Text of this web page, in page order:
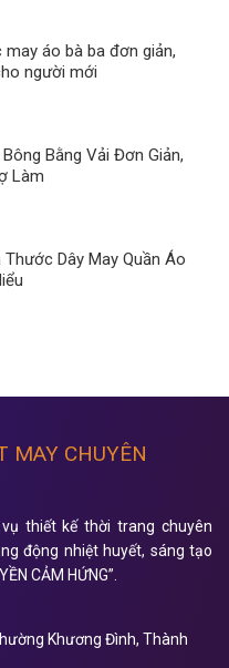
áo bà ba đơn giản,
người mới
Bằng Vải Đơn Giản,
Làm
Dây May Quần Áo
MAY CHUYÊN
thiết kế thời trang chuyên
động nhiệt huyết, sáng tạo
CẢM HỨNG”.
Khương Đình, Thành